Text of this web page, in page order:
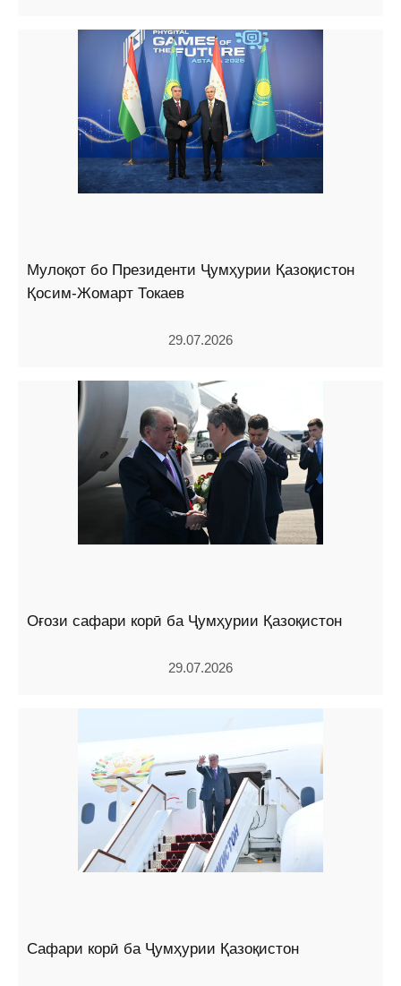
Мулоқот бо Президенти Ҷумҳурии Қазоқистон
Қосим-Жомарт Токаев
29.07.2026
Оғози сафари корӣ ба Ҷумҳурии Қазоқистон
29.07.2026
Сафари корӣ ба Ҷумҳурии Қазоқистон